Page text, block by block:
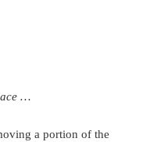
…
a portion of the